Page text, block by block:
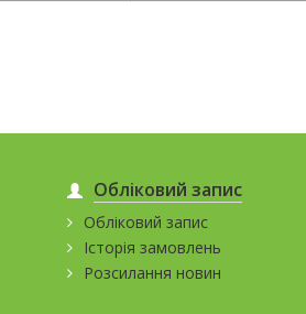
Обліковий запис
Обліковий запис
Історія замовлень
Розсилання новин